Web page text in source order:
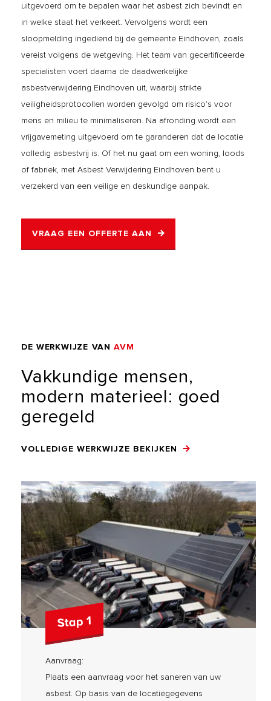
uitgevoerd om te bepalen waar het asbest zich bevindt en
in welke staat het verkeert. Vervolgens wordt een
sloopmelding ingediend bij de gemeente Eindhoven, zoals
vereist volgens de wetgeving. Het team van gecertificeerde
specialisten voert daarna de daadwerkelijke
asbestverwijdering Eindhoven uit, waarbij strikte
veiligheidsprotocollen worden gevolgd om risico’s voor
mens en milieu te minimaliseren. Na afronding wordt een
vrijgavemeting uitgevoerd om te garanderen dat de locatie
volledig asbestvrij is. Of het nu gaat om een woning, loods
of fabriek, met Asbest Verwijdering Eindhoven bent u
verzekerd van een veilige en deskundige aanpak.
VRAAG EEN OFFERTE AAN
DE WERKWIJZE VAN AVM
Vakkundige mensen,
modern materieel: goed
geregeld
VOLLEDIGE WERKWIJZE BEKIJKEN
Stap 1
Aanvraag:
Plaats een aanvraag voor het saneren van uw
asbest. Op basis van de locatiegegevens